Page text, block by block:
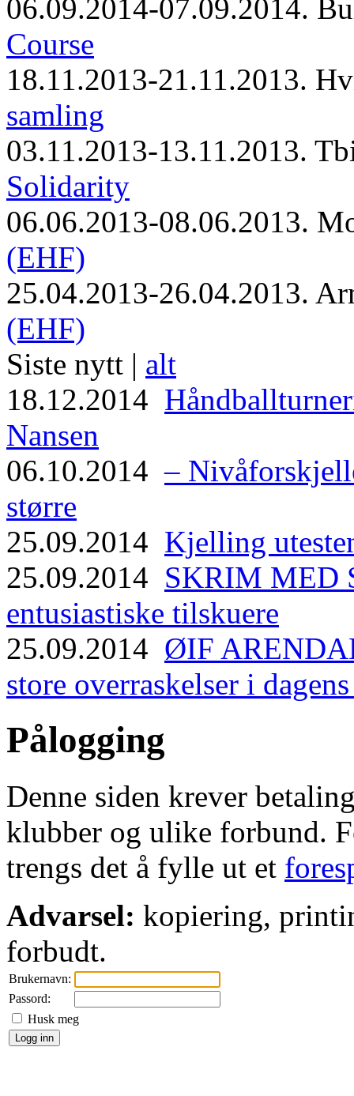
06.09.2014-07.09.2014.
Course
18.11.2013-21.11.2013.
samling
03.11.2013-13.11.2013.
Solidarity
06.06.2013-08.06.2013.
(EHF)
25.04.2013-26.04.2013.
(EHF)
Siste nytt | alt
18.12.2014
Nansen
06.10.2014–
større
25.09.2014 Kjelling
25.09.2014 SKRIM MED
entusiastiske tilskuere
25.09.2014 ØIF
store overraskelser i
Pålogging
Denne siden krever
klubber og ulike forbund.
trengs det å fylle ut et
Advarsel: kopiering,
forbudt.
Brukernavn:
Passord:
Husk meg